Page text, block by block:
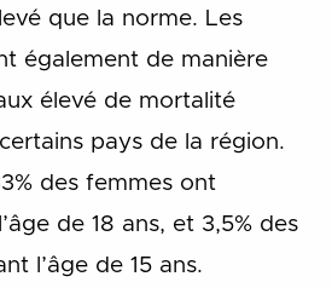
que la norme. Les
également de manière
élevé de mortalité
pays de la région.
des femmes ont
de 18 ans, et 3,5% des
l’âge de 15 ans.